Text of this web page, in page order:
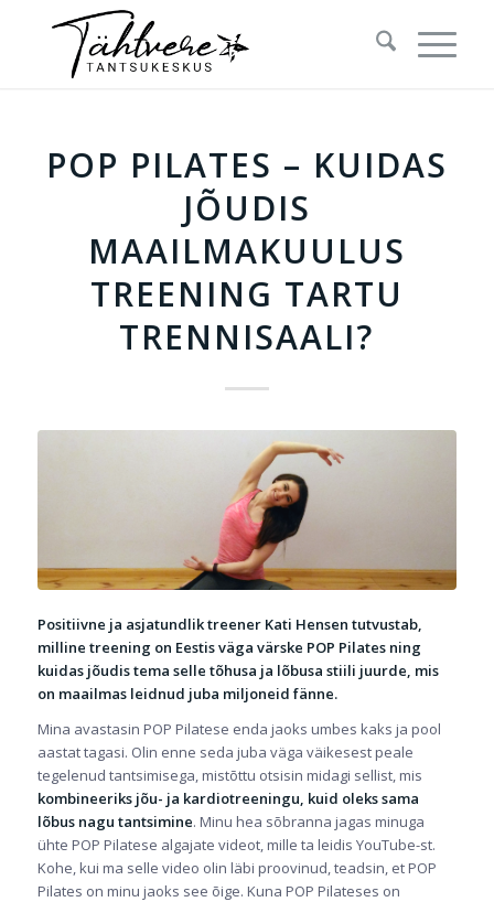
POP PILATES – KUIDAS
JÕUDIS
MAAILMAKUULUS
TREENING TARTU
TRENNISAALI?
Positiivne ja asjatundlik treener Kati Hensen tutvustab,
milline treening on Eestis väga värske POP Pilates ning
kuidas jõudis tema selle tõhusa ja lõbusa stiili juurde, mis
on maailmas leidnud juba miljoneid fänne.
Mina avastasin POP Pilatese enda jaoks umbes kaks ja pool
aastat tagasi. Olin enne seda juba väga väikesest peale
tegelenud tantsimisega, mistõttu otsisin midagi sellist, mis
kombineeriks jõu- ja kardiotreeningu, kuid oleks sama
lõbus nagu tantsimine. Minu hea sõbranna jagas minuga
ühte POP Pilatese algajate videot, mille ta leidis YouTube-st.
Kohe, kui ma selle video olin läbi proovinud, teadsin, et POP
Pilates on minu jaoks see õige. Kuna POP Pilateses on